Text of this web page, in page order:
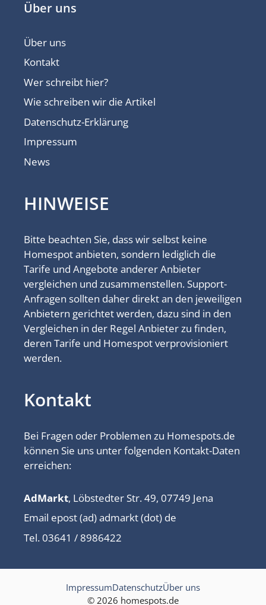
Über uns
Über uns
Kontakt
Wer schreibt hier?
Wie schreiben wir die Artikel
Datenschutz-Erklärung
Impressum
News
HINWEISE
Bitte beachten Sie, dass wir selbst keine
Homespot anbieten, sondern lediglich die
Tarife und Angebote anderer Anbieter
vergleichen und zusammenstellen. Support-
Anfragen sollten daher direkt an den jeweiligen
Anbietern gerichtet werden, dazu sind in den
Vergleichen in der Regel Anbieter zu finden,
deren Tarife und Homespot verprovisioniert
werden.
Kontakt
Bei Fragen oder Problemen zu Homespots.de
können Sie uns unter folgenden Kontakt-Daten
erreichen:
AdMarkt, Löbstedter Str. 49, 07749 Jena
Email epost (ad) admarkt (dot) de
Tel. 03641 / 8986422
© 2026 homespots.de
ImpressumDatenschutzÜber uns